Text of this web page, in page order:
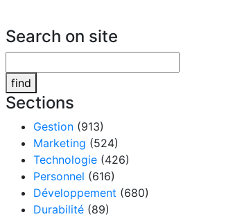
Search on site
find
Sections
Gestion (913)
Marketing (524)
Technologie (426)
Personnel (616)
Développement (680)
Durabilité (89)